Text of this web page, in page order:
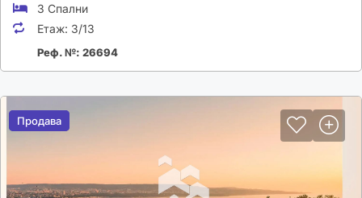
3 Спални
Етаж: 3/13
Реф. №: 26694
Продава
Продава